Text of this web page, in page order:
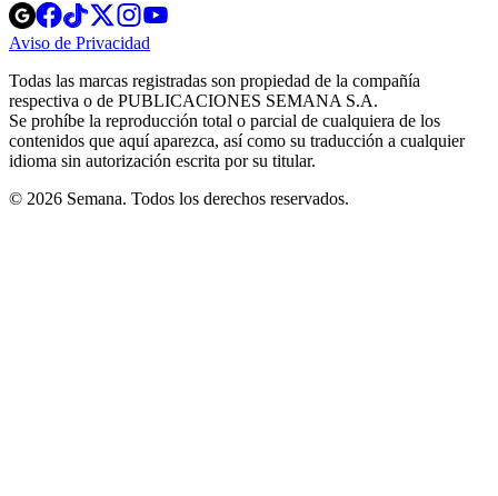
Opens
in
new
Opens
in
new
Opens
in
new
window
Opens
new
windowwindow
Aviso de Privacidad
new
window
Todas las marcas registradas son propiedad de la compañía
respectiva o de PUBLICACIONES SEMANA S.A.
Se prohíbe la reproducción total o parcial de cualquiera de los
contenidos que aquí aparezca, así como su traducción a cualquier
idioma sin autorización escrita por su titular.
© 2026 Semana. Todos los derechos reservados.